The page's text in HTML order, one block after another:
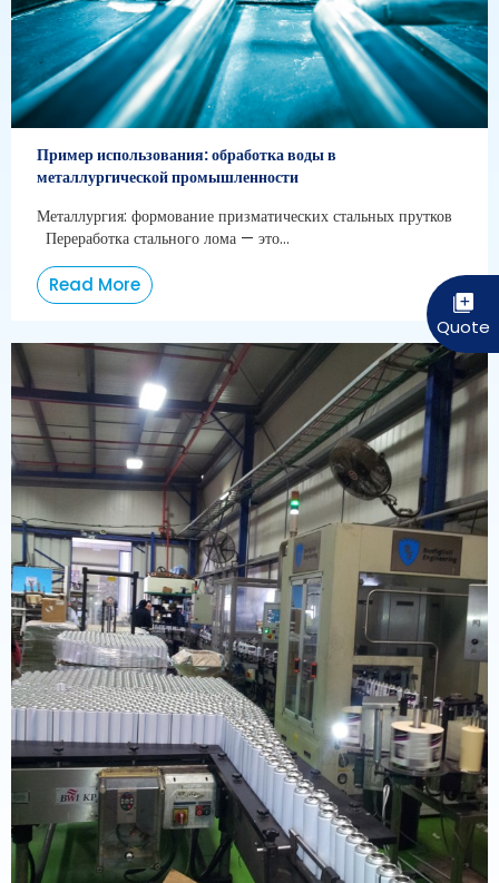
Пример использования: обработка воды в
металлургической промышленности
Металлургия: формование призматических стальных прутков
Переработка стального лома — это...
Read More